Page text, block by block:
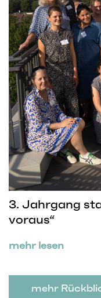
3. Jahrgang
voraus“
mehr lesen
mehr